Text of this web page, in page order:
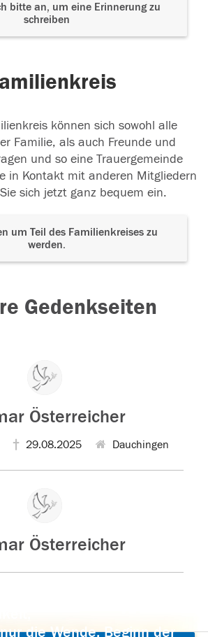
bitte an, um eine Erinnerung zu
schreiben
können sich sowohl alle
Familie, als auch Freunde und
und so eine Trauergemeinde
in Kontakt mit anderen Mitgliedern
sich jetzt ganz bequem ein.
um Teil des Familienkreises zu
werden.
Gedenkseiten
Österreicher
29.08.2025 Dauchingen
Österreicher
die Wende, Beginn der